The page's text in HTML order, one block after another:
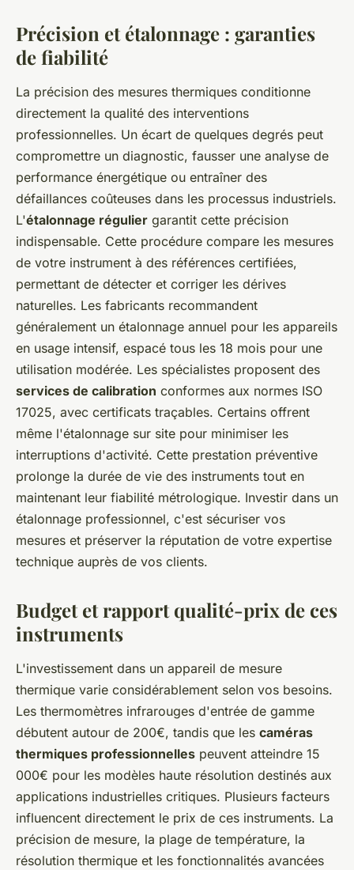
Précision et étalonnage : garanties
de fiabilité
La précision des mesures thermiques conditionne
directement la qualité des interventions
professionnelles. Un écart de quelques degrés peut
compromettre un diagnostic, fausser une analyse de
performance énergétique ou entraîner des
défaillances coûteuses dans les processus industriels.
L'étalonnage régulier garantit cette précision
indispensable. Cette procédure compare les mesures
de votre instrument à des références certifiées,
permettant de détecter et corriger les dérives
naturelles. Les fabricants recommandent
généralement un étalonnage annuel pour les appareils
en usage intensif, espacé tous les 18 mois pour une
utilisation modérée. Les spécialistes proposent des
services de calibration conformes aux normes ISO
17025, avec certificats traçables. Certains offrent
même l'étalonnage sur site pour minimiser les
interruptions d'activité. Cette prestation préventive
prolonge la durée de vie des instruments tout en
maintenant leur fiabilité métrologique. Investir dans un
étalonnage professionnel, c'est sécuriser vos
mesures et préserver la réputation de votre expertise
technique auprès de vos clients.
Budget et rapport qualité-prix de ces
instruments
L'investissement dans un appareil de mesure
thermique varie considérablement selon vos besoins.
Les thermomètres infrarouges d'entrée de gamme
débutent autour de 200€, tandis que les caméras
thermiques professionnelles peuvent atteindre 15
000€ pour les modèles haute résolution destinés aux
applications industrielles critiques. Plusieurs facteurs
influencent directement le prix de ces instruments. La
précision de mesure, la plage de température, la
résolution thermique et les fonctionnalités avancées